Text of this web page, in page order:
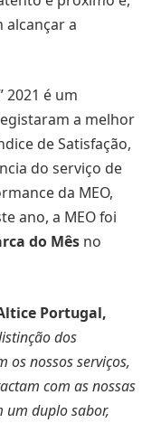
a
2021 é um
a melhor
de Satisfação,
do serviço de
da MEO,
ano, a MEO foi
do Mês no
Portugal,
dos
os nossos serviços,
com as nossas
um duplo sabor,